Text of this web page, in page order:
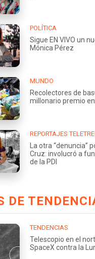
POLÍTICA
Sigue EN VIVO un
Mónica Pérez
MUNDO
Recolectores de
millonario premio
REPORTAJES
La otra “denuncia”
Cruz: involucró a
de la PDI
DE
TENDENCIAS
Telescopio en el
SpaceX contra la